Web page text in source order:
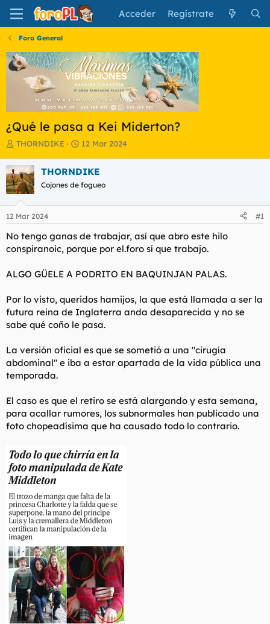
Acceder Regístrate
Foro General
¿Qué le pasa a Kei Miderton?
I
i
c
i
a
d
o
d
e
t
a
THORNDIKE
F
h
a
e
i
c
o
12 Mar 2024
THORNDIKE
Cojones de fogueo
12 Mar 2024 #1
No tengo ganas de trabajar, así que abro este hilo
conspiranoic, porque por el.foro sí que trabajo.
ALGO GÜELE A PODRITO EN BAQUINJAN PALAS.
Por lo visto, queridos hamijos, la que está llamada a ser la
futura reina de Inglaterra anda desaparecida y no se
sabe qué coño le pasa.
La versión oficial es que se sometió a una "cirugía
abdominal" e iba a estar apartada de la vida pública una
temporada.
El caso es que el retiro se está alargando y esta semana,
para acallar rumores, los subnormales han publicado una
foto chopeadísima que ha causado todo lo contrario.